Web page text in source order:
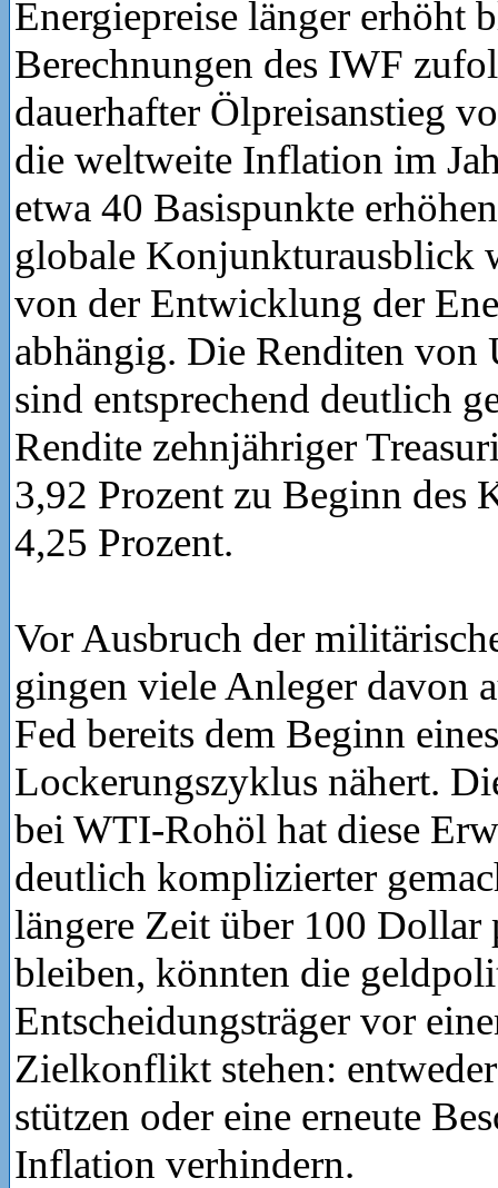
Energiepreise länger erhöht
Berechnungen des IWF
dauerhafter Ölpreisanstieg
die weltweite Inflation im
etwa 40 Basispunkte
globale Konjunkturausblick
von der Entwicklung der
abhängig. Die Renditen von
sind entsprechend deutlich
Rendite zehnjähriger
3,92 Prozent zu Beginn des
4,25 Prozent.
Vor Ausbruch der
gingen viele Anleger davon
Fed bereits dem Beginn
Lockerungszyklus nähert.
bei WTI-Rohöl hat diese
deutlich komplizierter
längere Zeit über 100 Dollar
bleiben, könnten die
Entscheidungsträger vor
Zielkonflikt stehen:
stützen oder eine erneute
Inflation verhindern.